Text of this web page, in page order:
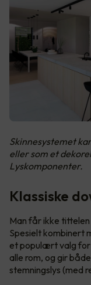
Skinnesystemet
eller som et
Lyskomponenter.
Klassiske
Man får ikke
Spesielt kombinert
et populært valg for
alle rom, og gir
stemningslys (med